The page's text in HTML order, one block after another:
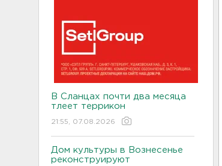
В Сланцах почти два месяца
тлеет террикон
21:55, 07.08.2026
Дом культуры в Вознесенье
реконструируют